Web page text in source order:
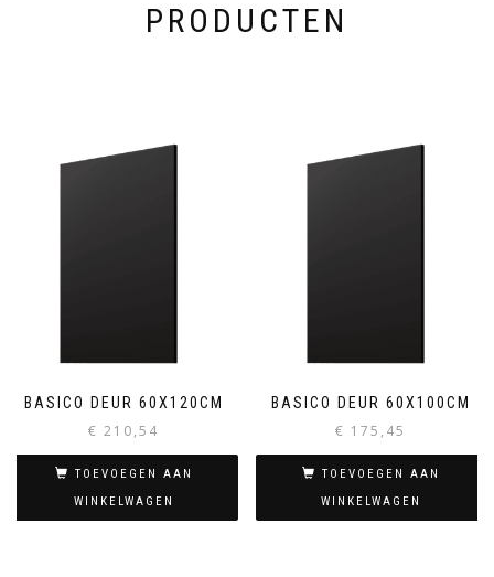
PRODUCTEN
BASICO DEUR 60X120CM
€ 210,54
TOEVOEGEN AAN
WINKELWAGEN
BASICO DEUR 60X100CM
€ 175,45
TOEVOEGEN AAN
WINKELWAGEN